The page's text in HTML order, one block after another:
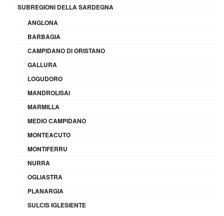
SUBREGIONI DELLA SARDEGNA
ANGLONA
BARBAGIA
CAMPIDANO DI ORISTANO
GALLURA
LOGUDORO
MANDROLISAI
MARMILLA
MEDIO CAMPIDANO
MONTEACUTO
MONTIFERRU
NURRA
OGLIASTRA
PLANARGIA
SULCIS IGLESIENTE